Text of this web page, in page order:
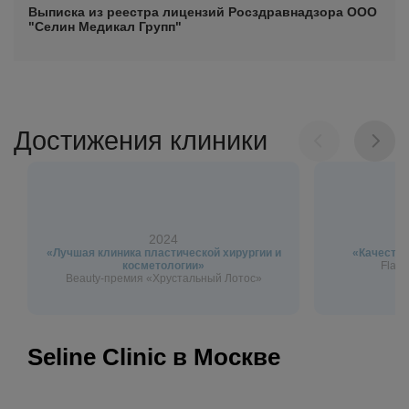
Выписка из реестра лицензий Росздравнадзора ООО
"Селин Медикал Групп"
Достижения клиники
2024
«Лучшая клиника пластической хирургии и
косметологии»
Beauty-премия «Хрустальный Лотос»
Seline Clinic в Москве